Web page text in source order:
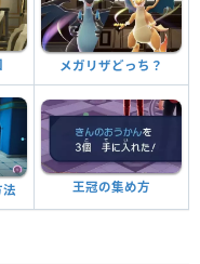
メガリザどっち？
王冠の集め方